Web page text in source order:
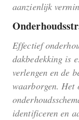
aanzienlijk
Effectief
dakbedekking is
verlengen en de
waarborgen. Het
identificeren en